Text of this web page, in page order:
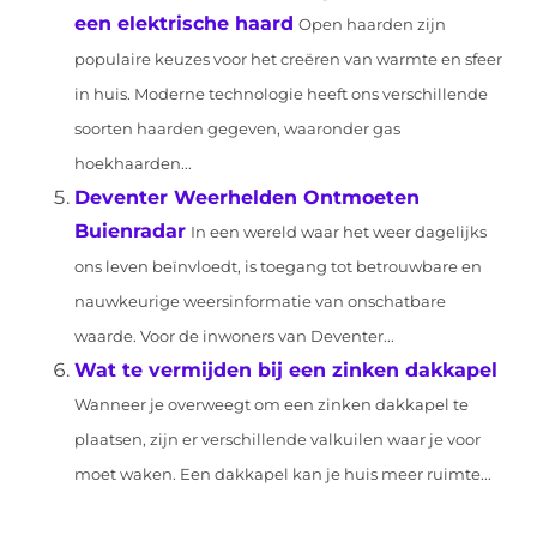
een elektrische haard Open haarden zijn
populaire keuzes voor het creëren van warmte en sfeer
in huis. Moderne technologie heeft ons verschillende
soorten haarden gegeven, waaronder gas
hoekhaarden...
Deventer Weerhelden Ontmoeten
Buienradar In een wereld waar het weer dagelijks
ons leven beïnvloedt, is toegang tot betrouwbare en
nauwkeurige weersinformatie van onschatbare
waarde. Voor de inwoners van Deventer...
Wat te vermijden bij een zinken dakkapel
Wanneer je overweegt om een zinken dakkapel te
plaatsen, zijn er verschillende valkuilen waar je voor
moet waken. Een dakkapel kan je huis meer ruimte...